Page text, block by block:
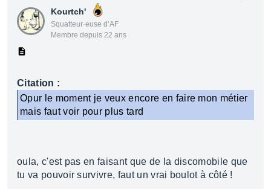
Kourtch'
Squatteur·euse d’AF
Membre depuis 22 ans
Citation :
Opur le moment je veux encore en faire mon métier
mais faut voir pour plus tard
oula, c'est pas en faisant que de la discomobile que
tu va pouvoir survivre, faut un vrai boulot à côté !